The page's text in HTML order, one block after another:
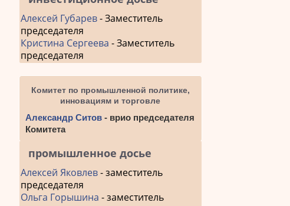
Алексей Губарев- Заместитель
председателя
Кристина Сергеева - Заместитель
председателя
Комитет по промышленной политике,
инновациям и торговле
Александр Ситов - врио председателя
Комитета
промышленное досье
Алексей Яковлев- заместитель
председателя
Ольга Горышина - заместитель